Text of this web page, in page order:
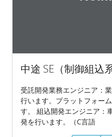
中途 SE（制御組込
受託開発業務エンジニア：
行います。プラットフォー
す。 組込開発エンジニア：
発を行います。（C言語